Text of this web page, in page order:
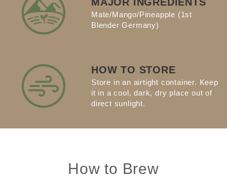
Mate/Mango/Pineapple (1st
Blender Germany)
HOW TO STORE
Store in an airtight container. Keep
it in a cool, dark, dry place out of
direct sunlight.
How to Brew